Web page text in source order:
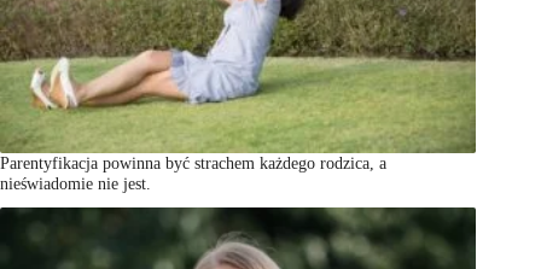
Parentyfikacja powinna być strachem każdego rodzica, a
nieświadomie nie jest.